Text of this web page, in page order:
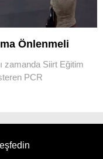
Instagram
Youtube
Önlenmeli
zamanda Siirt Eğitim
PCR